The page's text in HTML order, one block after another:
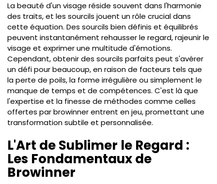
La beauté d'un visage réside souvent dans l'harmonie
des traits, et les sourcils jouent un rôle crucial dans
cette équation. Des sourcils bien définis et équilibrés
peuvent instantanément rehausser le regard, rajeunir le
visage et exprimer une multitude d'émotions.
Cependant, obtenir des sourcils parfaits peut s'avérer
un défi pour beaucoup, en raison de facteurs tels que
la perte de poils, la forme irrégulière ou simplement le
manque de temps et de compétences. C'est là que
l'expertise et la finesse de méthodes comme celles
offertes parbrowinnerentrent en jeu, promettant une
transformation subtile et personnalisée.
L'Art de Sublimer le Regard :
Les Fondamentaux de
Browinner